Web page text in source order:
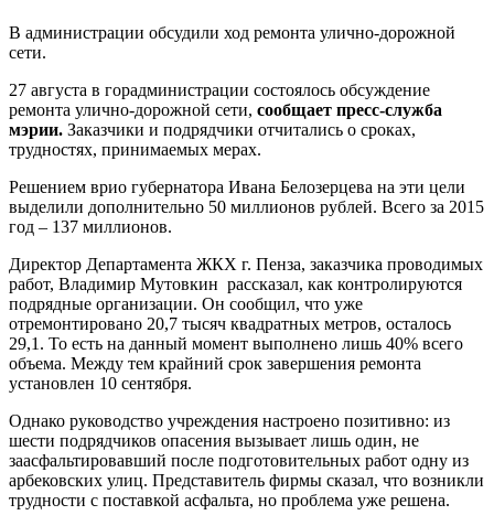
В администрации обсудили ход ремонта улично-дорожной
сети.
27 августа в горадминистрации состоялось обсуждение
ремонта улично-дорожной сети, сообщает пресс-служба
мэрии. Заказчики и подрядчики отчитались о сроках,
трудностях, принимаемых мерах.
Решением врио губернатора Ивана Белозерцева на эти цели
выделили дополнительно 50 миллионов рублей. Всего за 2015
год – 137 миллионов.
Директор Департамента ЖКХ г. Пенза, заказчика проводимых
работ, Владимир Мутовкин рассказал, как контролируются
подрядные организации. Он сообщил, что уже
отремонтировано 20,7 тысяч квадратных метров, осталось
29,1. То есть на данный момент выполнено лишь 40% всего
объема. Между тем крайний срок завершения ремонта
установлен 10 сентября.
Однако руководство учреждения настроено позитивно: из
шести подрядчиков опасения вызывает лишь один, не
заасфальтировавший после подготовительных работ одну из
арбековских улиц. Представитель фирмы сказал, что возникли
трудности с поставкой асфальта, но проблема уже решена.